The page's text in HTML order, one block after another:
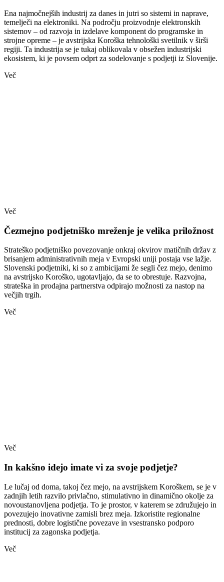
Ena najmočnejših industrij za danes in jutri so sistemi in naprave,
temelječi na elektroniki. Na področju proizvodnje elektronskih
sistemov – od razvoja in izdelave komponent do programske in
strojne opreme – je avstrijska Koroška tehnološki svetilnik v širši
regiji. Ta industrija se je tukaj oblikovala v obsežen industrijski
ekosistem, ki je povsem odprt za sodelovanje s podjetji iz Slovenije.
Več
Več
Čezmejno podjetniško mreženje je velika priložnost
Strateško podjetniško povezovanje onkraj okvirov matičnih držav z
brisanjem administrativnih meja v Evropski uniji postaja vse lažje.
Slovenski podjetniki, ki so z ambicijami že segli čez mejo, denimo
na avstrijsko Koroško, ugotavljajo, da se to obrestuje. Razvojna,
strateška in prodajna partnerstva odpirajo možnosti za nastop na
večjih trgih.
Več
Več
In kakšno idejo imate vi za svoje podjetje?
Le lučaj od doma, takoj čez mejo, na avstrijskem Koroškem, se je v
zadnjih letih razvilo privlačno, stimulativno in dinamično okolje za
novoustanovljena podjetja. To je prostor, v katerem se združujejo in
povezujejo inovativne zamisli brez meja. Izkoristite regionalne
prednosti, dobre logistične povezave in vsestransko podporo
institucij za zagonska podjetja.
Več